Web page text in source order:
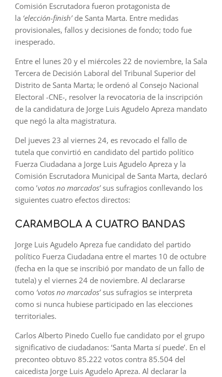
Comisión Escrutadora fueron protagonista de
la ‘elección-finish’de Santa Marta. Entre medidas
provisionales, fallos y decisiones de fondo; todo fue
inesperado.
Entre el lunes 20 y el miércoles 22 de noviembre, la Sala
Tercera de Decisión Laboral del Tribunal Superior del
Distrito de Santa Marta; le ordenó al Consejo Nacional
Electoral -CNE-, resolver la revocatoria de la inscripción
de la candidatura de Jorge Luis Agudelo Apreza mandato
que negó la alta magistratura.
Del jueves 23 al viernes 24, es revocado el fallo de
tutela que convirtió en candidato del partido político
Fuerza Ciudadana a Jorge Luis Agudelo Apreza y la
Comisión Escrutadora Municipal de Santa Marta, declaró
como ’votos no marcados’sus sufragios conllevando los
siguientes cuatro efectos directos:
CARAMBOLA A CUATRO BANDAS
Jorge Luis Agudelo Apreza fue candidato del partido
político Fuerza Ciudadana entre el martes 10 de octubre
(fecha en la que se inscribió por mandato de un fallo de
tutela) y el viernes 24 de noviembre. Al declararse
como ’votos no marcados’sus sufragios se interpreta
como si nunca hubiese participado en las elecciones
territoriales.
Carlos Alberto Pinedo Cuello fue candidato por el grupo
significativo de ciudadanos: ‘Santa Marta sí puede’. En el
preconteo obtuvo 85.222 votos contra 85.504 del
caicedista Jorge Luis Agudelo Apreza. Al declarar la